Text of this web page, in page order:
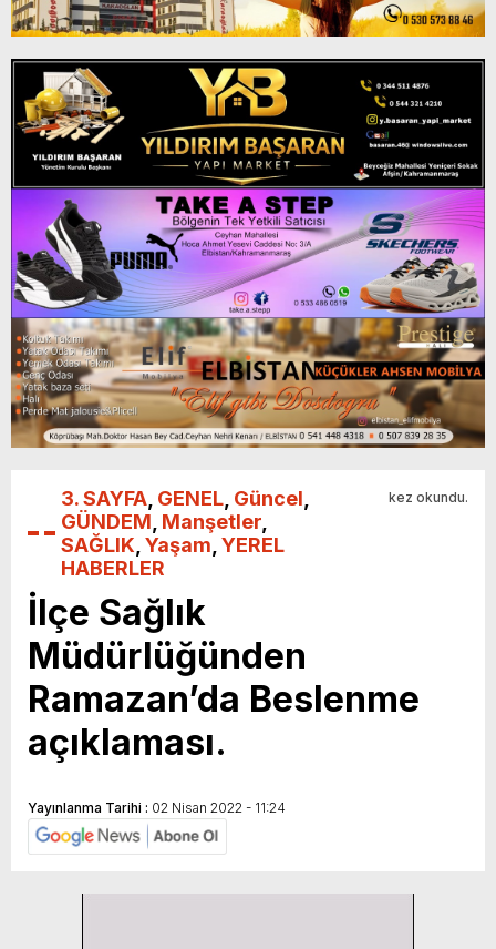
3. SAYFA GENEL Güncel
GÜNDEM Manşetler
SAĞLIK Yaşam YEREL
HABERLER
kez okundu.
İlçe Sağlık
Müdürlüğünden
Ramazan’da Beslenme
açıklaması.
Yayınlanma Tarihi : 02 Nisan 2022 - 11:24